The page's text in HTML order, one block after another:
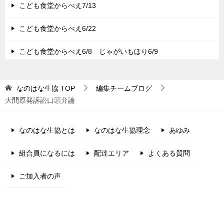
こども食堂からべえ7/13
こども食堂からべえ6/22
こども食堂からべえ6/8 じゃがいもほり6/9
なのはな生協 TOP
編集チームブログ
大間原発訴訟口頭弁論
なのはな生協とは なのはな生協理念 あゆみ
組合員になるには 配達エリア よくある質問
ご加入者の声